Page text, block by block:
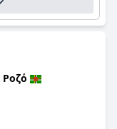
Ροζό